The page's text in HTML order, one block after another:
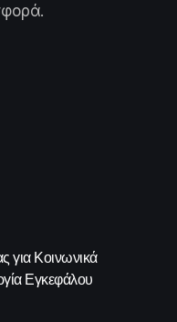
για Κοινωνικά
Εγκεφάλου